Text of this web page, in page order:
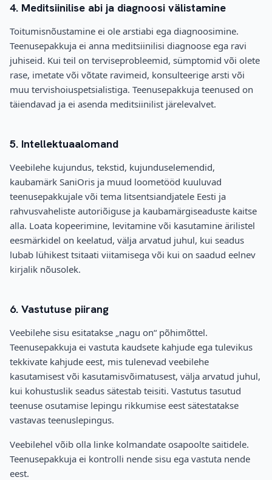
4. Meditsiinilise abi ja diagnoosi välistamine
Toitumisnõustamine ei ole arstiabi ega diagnoosimine.
Teenusepakkuja ei anna meditsiinilisi diagnoose ega ravi
juhiseid. Kui teil on terviseprobleemid, sümptomid või olete
rase, imetate või võtate ravimeid, konsulteerige arsti või
muu tervishoiuspetsialistiga. Teenusepakkuja teenused on
täiendavad ja ei asenda meditsiinilist järelevalvet.
5. Intellektuaalomand
Veebilehe kujundus, tekstid, kujunduselemendid,
kaubamärk SaniOris ja muud loometööd kuuluvad
teenusepakkujale või tema litsentsiandjatele Eesti ja
rahvusvaheliste autoriõiguse ja kaubamärgiseaduste kaitse
alla. Loata kopeerimine, levitamine või kasutamine ärilistel
eesmärkidel on keelatud, välja arvatud juhul, kui seadus
lubab lühikest tsitaati viitamisega või kui on saadud eelnev
kirjalik nõusolek.
6. Vastutuse piirang
Veebilehe sisu esitatakse „nagu on“ põhimõttel.
Teenusepakkuja ei vastuta kaudsete kahjude ega tulevikus
tekkivate kahjude eest, mis tulenevad veebilehe
kasutamisest või kasutamisvõimatusest, välja arvatud juhul,
kui kohustuslik seadus sätestab teisiti. Vastutus tasutud
teenuse osutamise lepingu rikkumise eest sätestatakse
vastavas teenuslepingus.
Veebilehel võib olla linke kolmandate osapoolte saitidele.
Teenusepakkuja ei kontrolli nende sisu ega vastuta nende
eest.